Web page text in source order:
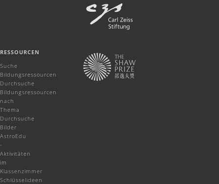
RESSOURCEN
Suche
Bildungsressourcen
Durchsuche
Bildungsressourcen
nach
Thema
Durchsuche
Bilder
AstroEdu
-
Aktivitäten
im
Klassenzimmer
Schlüsselideen